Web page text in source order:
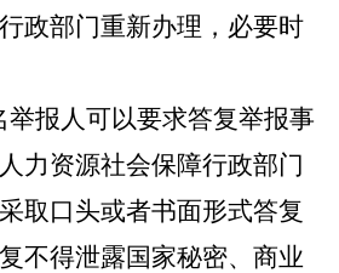
政部门重新办理，必要时
举报人可以要求答复举报事
力资源社会保障行政部门
取口头或者书面形式答复
不得泄露国家秘密、商业